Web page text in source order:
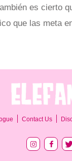
es cierto
que las meta
Contact Us